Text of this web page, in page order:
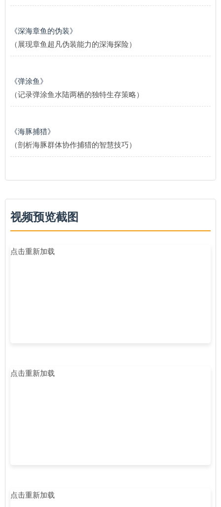
《深海章鱼的伪装》
（展现章鱼超凡伪装能力的深海探险）
《弹涂鱼》
（记录弹涂鱼水陆两栖的独特生存策略）
《海豚捕猎》
（剖析海豚群体协作捕猎的智慧技巧）
视频预览截图
点击重新加载
点击重新加载
点击重新加载